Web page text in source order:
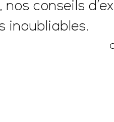
conseils
inoubliables.